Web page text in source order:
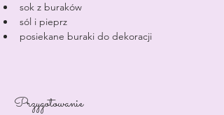
sok z buraków
sól i pieprz
posiekane buraki do dekoracji
Przygotowanie